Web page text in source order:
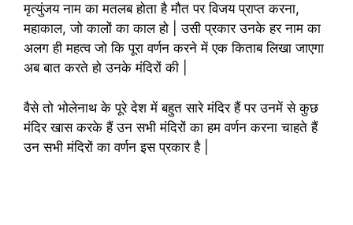
मृत्युंजय नाम का मतलब होता है मौत पर विजय प्राप्त करना,
महाकाल, जो कालों का काल हो | उसी प्रकार उनके हर नाम का
अलग ही महत्व जो कि पूरा वर्णन करने में एक किताब लिखा जाएगा
अब बात करते हो उनके मंदिरों की |
वैसे तो भोलेनाथ के पूरे देश में बहुत सारे मंदिर हैं पर उनमें से कुछ
मंदिर खास करके हैं उन सभी मंदिरों का हम वर्णन करना चाहते हैं
उन सभी मंदिरों का वर्णन इस प्रकार है |